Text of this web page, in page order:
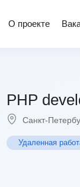
О проекте
PHP
Санкт-
Удаленная